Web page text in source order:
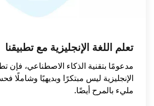
تعلم اللغة الإنجليزية مع تطبيقنا
مدعومًا بتقنية الذكاء الاصطناعي، فإن
الإنجليزية ليس مبتكرًا وبديهيًا وشاملًا
مليء بالمرح أيضًا.